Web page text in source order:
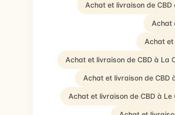
Achat et livraison de
Achat
Achat
Achat et livraison de CBD à La
Achat et livraison de CBD
Achat et livraison de CBD à